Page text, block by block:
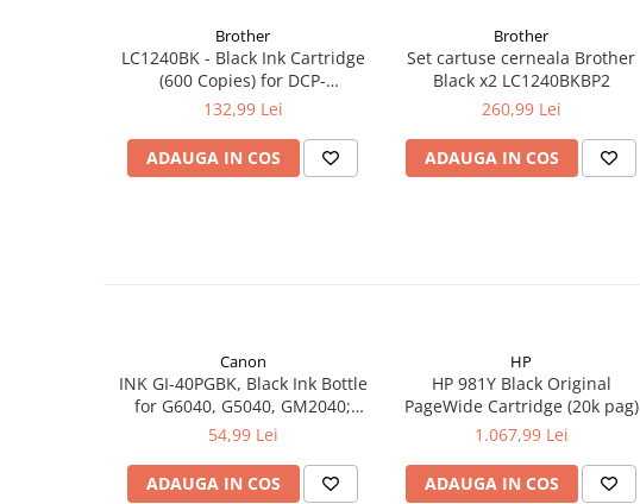
Brother
LC1240BK - Black Ink Cartridge
(600 Copies) for DCP-
J525W/DCP-J725DW/MFC-
J5910DW/MFC-J6510DW/MFC-
J6910DW
132,99 Lei
ADAUGA IN COS
Brother
Set cartuse cerneala Brother
Black x2 LC1240BKBP2
260,99 Lei
ADAUGA IN COS
Canon
INK GI-40PGBK, Black Ink Bottle
for G6040, G5040, GM2040;
6.000 pag
54,99 Lei
ADAUGA IN COS
HP
HP 981Y Black Original
PageWide Cartridge (20k pag)
1.067,99 Lei
ADAUGA IN COS